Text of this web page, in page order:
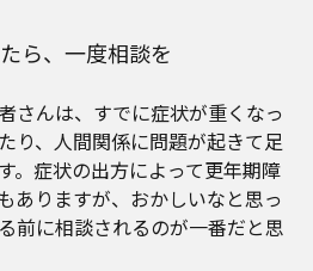
ら、一度相談を
さんは、すでに症状が重くなっ
り、人間関係に問題が起きて足
。症状の出方によって更年期障
ありますが、おかしいなと思っ
前に相談されるのが一番だと思